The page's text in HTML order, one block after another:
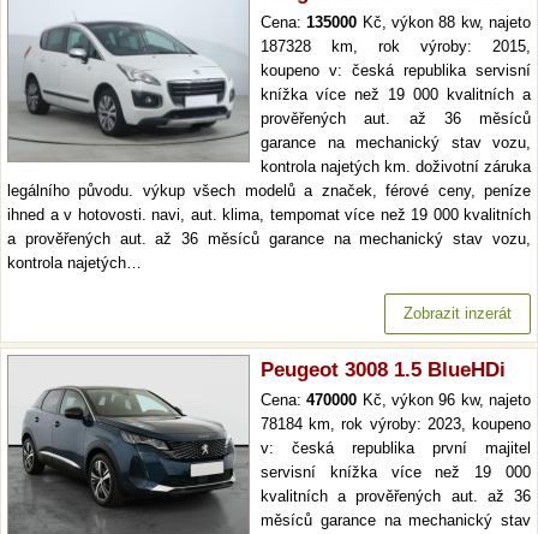
Cena:135000 Kč, výkon 88 kw, najeto
187328 km, rok výroby: 2015,
koupeno v: česká republika servisní
knížka více než 19 000 kvalitních a
prověřených aut. až 36 měsíců
garance na mechanický stav vozu,
kontrola najetých km. doživotní záruka
legálního původu. výkup všech modelů a značek, férové ceny, peníze
ihned a v hotovosti. navi, aut. klima, tempomat více než 19 000 kvalitních
a prověřených aut. až 36 měsíců garance na mechanický stav vozu,
kontrola najetých…
Zobrazit inzerát
Peugeot 3008 1.5 BlueHDi
Cena:470000 Kč, výkon 96 kw, najeto
78184 km, rok výroby: 2023, koupeno
v: česká republika první majitel
servisní knížka více než 19 000
kvalitních a prověřených aut. až 36
měsíců garance na mechanický stav